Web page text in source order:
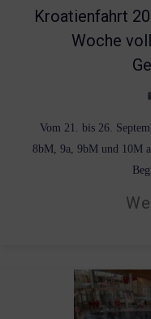
Kroatienfahrt
Woche
Vom 21. bis 26.
8bM, 9a, 9bM und 10M